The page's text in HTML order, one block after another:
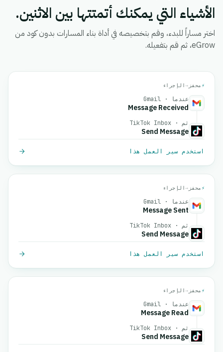
الأشياء التي يمكنك أتمتتها بين الاثنين.
اختر مساراً للبدء، وقم بتخصيصه في أداة بناء المسارات بدون كود من
eGrow، ثم قم بتفعيله.
⚡ محفز →الإجراء
عندما · Gmail
Message Received
ثم · TikTok Inbox
Send Message
استخدم سير العمل هذا
⚡ محفز →الإجراء
عندما · Gmail
Message Sent
ثم · TikTok Inbox
Send Message
استخدم سير العمل هذا
⚡ محفز →الإجراء
عندما · Gmail
Message Read
ثم · TikTok Inbox
Send Message